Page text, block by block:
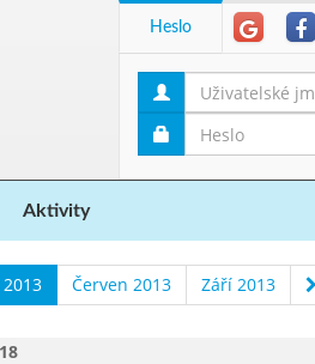
Heslo
Aktivity
Červen 2013 Září 2013